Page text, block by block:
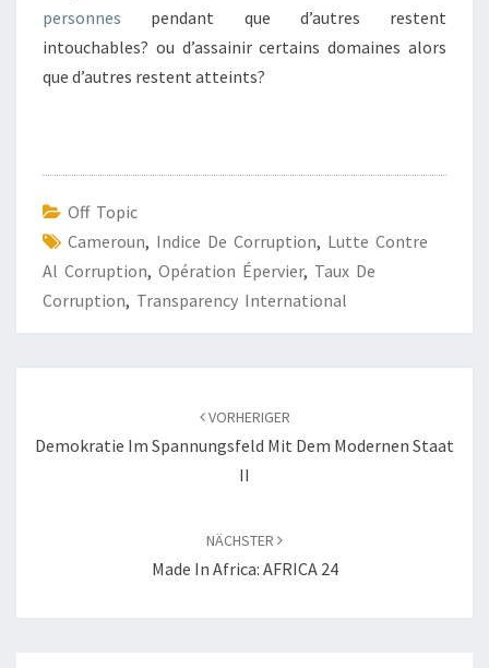
personnes pendant que d’autres restent
intouchables? ou d’assainir certains domaines alors
que d’autres restent atteints?
Off Topic
Cameroun, Indice De Corruption, Lutte Contre
Al Corruption, Opération Épervier, Taux De
Corruption, Transparency International
VORHERIGER
Demokratie Im Spannungsfeld Mit Dem Modernen Staat
II
NÄCHSTER
Made In Africa: AFRICA 24